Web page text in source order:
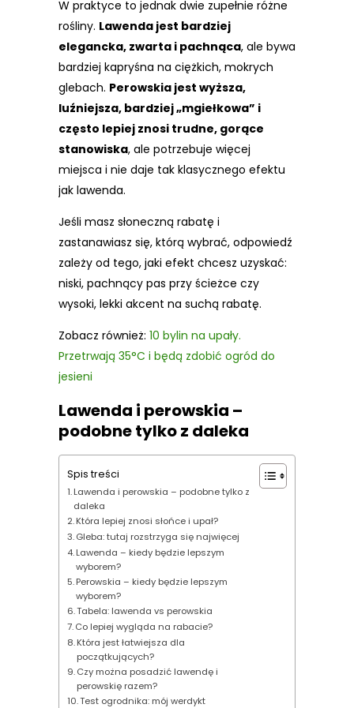
W praktyce to jednak dwie zupełnie różne
rośliny. Lawenda jest bardziej
elegancka, zwarta i pachnąca, ale bywa
bardziej kapryśna na ciężkich, mokrych
glebach. Perowskia jest wyższa,
luźniejsza, bardziej „mgiełkowa” i
często lepiej znosi trudne, gorące
stanowiska, ale potrzebuje więcej
miejsca i nie daje tak klasycznego efektu
jak lawenda.
Jeśli masz słoneczną rabatę i
zastanawiasz się, którą wybrać, odpowiedź
zależy od tego, jaki efekt chcesz uzyskać:
niski, pachnący pas przy ścieżce czy
wysoki, lekki akcent na suchą rabatę.
Zobacz również: 10 bylin na upały.
Przetrwają 35°C i będą zdobić ogród do
jesieni
Lawenda i perowskia –
podobne tylko z daleka
Spis treści
Lawenda i perowskia – podobne tylko z
daleka
Która lepiej znosi słońce i upał?
Gleba: tutaj rozstrzyga się najwięcej
Lawenda – kiedy będzie lepszym
wyborem?
Perowskia – kiedy będzie lepszym
wyborem?
Tabela: lawenda vs perowskia
Co lepiej wygląda na rabacie?
Która jest łatwiejsza dla
początkujących?
Czy można posadzić lawendę i
perowskię razem?
Test ogrodnika: mój werdykt